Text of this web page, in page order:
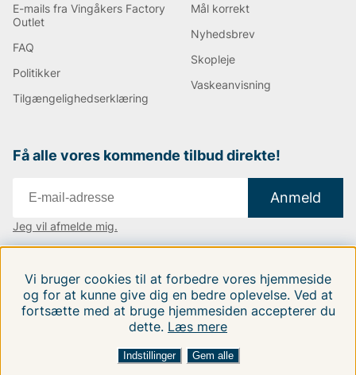
E-mails fra Vingåkers Factory
Outlet
FAQ
Politikker
Tilgængelighedserklæring
Mål korrekt
Nyhedsbrev
Skopleje
Vaskeanvisning
Få alle vores kommende tilbud direkte!
Anmeld
Jeg vil afmelde mig.
Følg os på vores sociale medier.
Vi bruger cookies til at forbedre vores hjemmeside
og for at kunne give dig en bedre oplevelse. Ved at
fortsætte med at bruge hjemmesiden accepterer du
dette. Læs mere
Indstillinger Gem alle